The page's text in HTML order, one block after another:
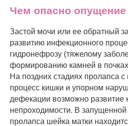
Чем опасно опущение
Застой мочи или ее обратный
развитию инфекционного
гидронефрозу (тяжелому
формированию камней в
На поздних стадиях пролапса
процесс кишки и упорном
дефекации возможно развитие
непроходимости. В запущенной
пролапса шейка матки